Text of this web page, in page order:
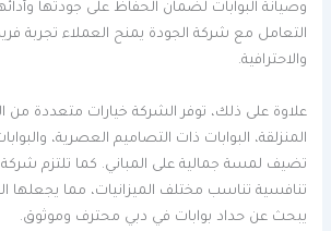
وصيانة البوابات لضمان الحفاظ على جودتها
التعامل مع شركة الجودة يمنح العملاء تجربة
والاحترافية.
علاوة على ذلك، توفر الشركة خيارات متعددة من
المنزلقة، البوابات ذات التصاميم العصرية،
تضيف لمسة جمالية على المباني. كما تلتزم شركة
تنافسية تناسب مختلف الميزانيات، مما يجعلها
يبحث عن حداد بوابات في دبي محترف وموثوق.